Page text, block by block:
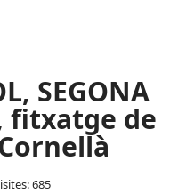
SEGONA
fitxatge de
685